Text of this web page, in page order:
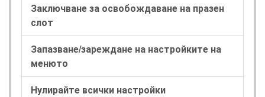
Заключване за освобождаване на празен
слот
Запазване/зареждане на настройките на
менюто
Нулирайте всички настройки